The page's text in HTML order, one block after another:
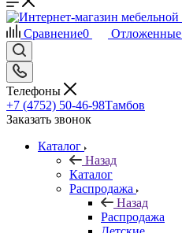
Сравнение0 Отложенные
Телефоны
+7 (4752) 50-46-98Тамбов
Заказать звонок
Каталог
Назад
Каталог
Распродажа
Назад
Распродажа